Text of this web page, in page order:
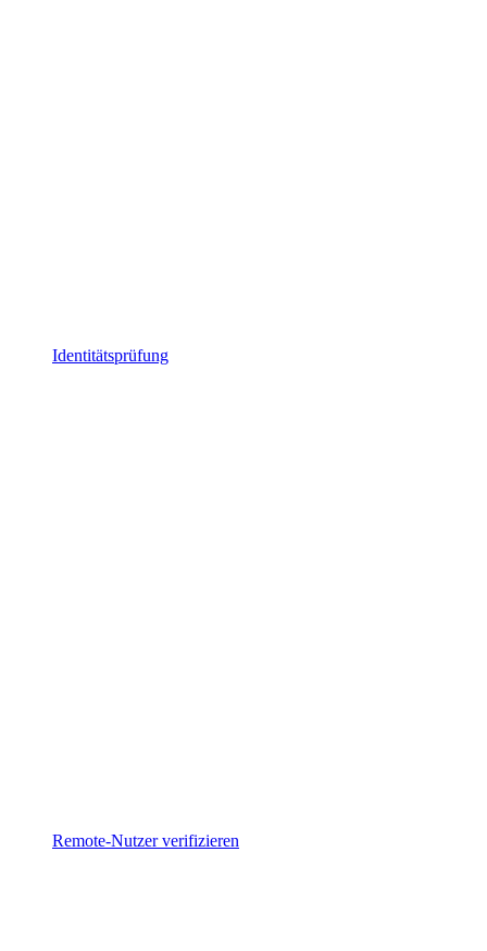
Identitätsprüfung
Remote-Nutzer verifizieren